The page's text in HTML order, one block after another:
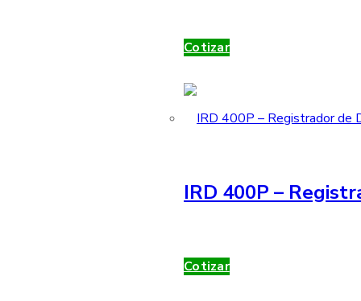
Cotizar
IRD 400P –
Cotizar